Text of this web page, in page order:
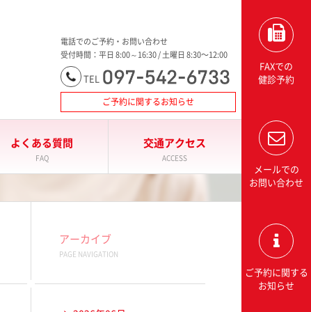
FAXでの
健診予約
メールでの
お問い合わせ
ご予約に関する
お知らせ
大分三愛メディカルセンター三愛総合健診センター
よくある質問
FAQ
交通アクセス
ACCESS
電話でのご予約・お問い合わせ
受付時間：平日 8:00～16:30 / 土曜日 8:30〜12:00
TEL 097-542-6733
ご予約に関するお知らせ
アーカイブ
PAGE NAVIGATION